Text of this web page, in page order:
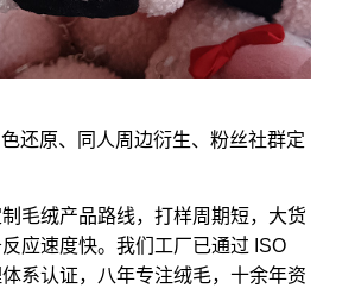
还原、同人周边衍生、粉丝社群定
毛绒产品路线，打样周期短，大货
应速度快。我们工厂已通过 ISO
系认证，八年专注绒毛，十余年资